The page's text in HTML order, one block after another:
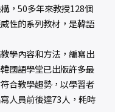
，50多年來教授128個
性的系列教材，是韓語
學內容和方法，編寫出
國語學堂已出版許多最
合教學趨勢，以學習者
人員前後達73人，耗時